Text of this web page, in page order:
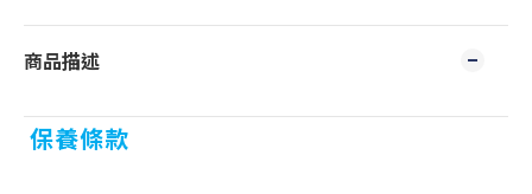
商品描述
保養條款